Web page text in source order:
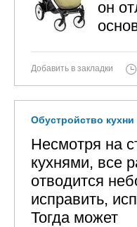
он
Добавить в закладки
Обустройство
Несмотря на
кухнями, все
отводится
исправить,
Тогда может